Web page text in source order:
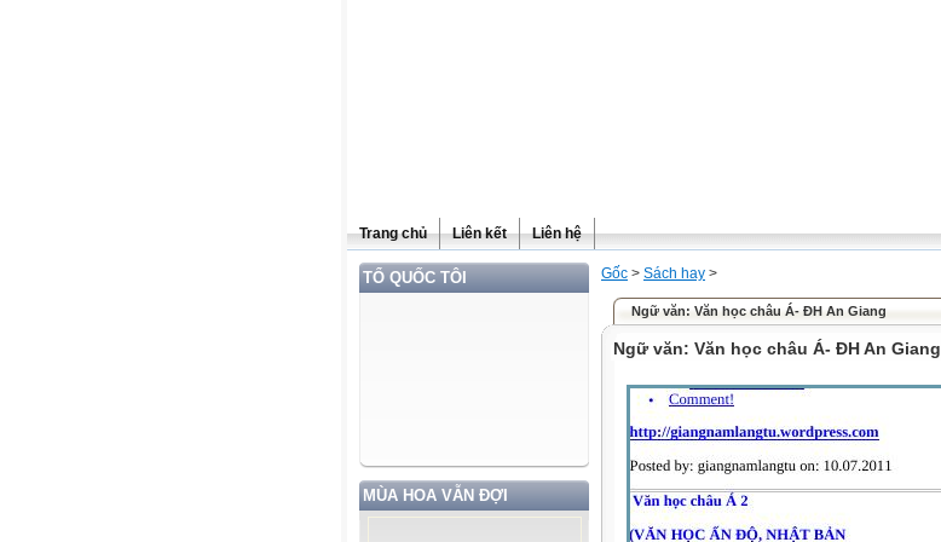
Trang chủ Liên kết Liên hệ
TỔ QUỐC TÔI
MÙA HOA VẪN ĐỢI
Gốc > Sách hay >
Ngữ văn: Văn học châu Á- ĐH An Giang
Ngữ văn: Văn học châu Á- ĐH An Giang